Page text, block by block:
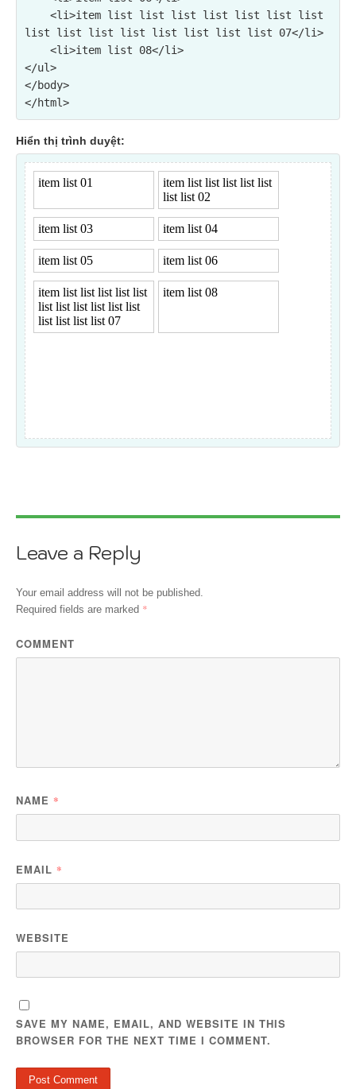
<li>item list list list list list list list
list list list list list list list list 07</li>
</ul>
</body>
Hiển thị trình duyệt:
Leave a Reply
Your email address will not be published.
Required fields are marked *
COMMENT
NAME *
EMAIL *
WEBSITE
SAVE MY NAME, EMAIL, AND WEBSITE IN THIS
BROWSER FOR THE NEXT TIME I COMMENT.